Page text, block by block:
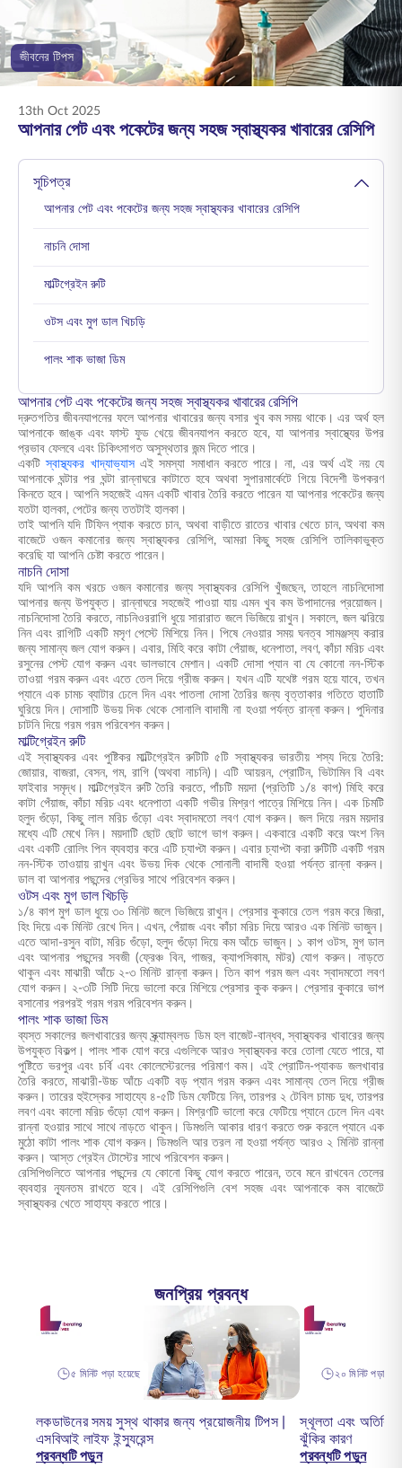
ENGLISH
অনলাইনে কিনুন প্রিমিয়াম পরিশোধ করুন
জীবনের টিপস
13th Oct 2025
আপনার পেট এবং পকেটের জন্য সহজ স্বাস্থ্যকর খাবারের রেসিপি
সূচিপত্র
আপনার পেট এবং পকেটের জন্য সহজ স্বাস্থ্যকর খাবারের রেসিপি
নাচনি দোসা
মাল্টিগ্রেইন রুটি
ওটস এবং মুগ ডাল খিচড়ি
পালং শাক ভাজা ডিম
আপনার পেট এবং পকেটের জন্য সহজ স্বাস্থ্যকর খাবারের রেসিপি
দ্রুতগতির জীবনযাপনের ফলে আপনার খাবারের জন্য বসার খুব কম সময় থাকে। এর অর্থ হল
আপনাকে জাঙ্ক এবং ফাস্ট ফুড খেয়ে জীবনযাপন করতে হবে, যা আপনার স্বাস্থ্যের উপর
প্রভাব ফেলবে এবং চিকিৎসাগত অসুস্থতার জন্ম দিতে পারে।
একটিস্বাস্থ্যকর খাদ্যাভ্যাসএই সমস্যা সমাধান করতে পারে। না, এর অর্থ এই নয় যে
আপনাকে ঘন্টার পর ঘন্টা রান্নাঘরে কাটাতে হবে অথবা সুপারমার্কেটে গিয়ে বিদেশী উপকরণ
কিনতে হবে। আপনি সহজেই এমন একটি খাবার তৈরি করতে পারেন যা আপনার পকেটের জন্য
যতটা হালকা, পেটের জন্য ততটাই হালকা।
তাই আপনি যদি টিফিন প্যাক করতে চান, অথবা বাড়ীতে রাতের খাবার খেতে চান, অথবা কম
বাজেটে ওজন কমানোর জন্য স্বাস্থ্যকর রেসিপি, আমরা কিছু সহজ রেসিপি তালিকাভুক্ত
করেছি যা আপনি চেষ্টা করতে পারেন।
নাচনি দোসা
যদি আপনি কম খরচে ওজন কমানোর জন্য স্বাস্থ্যকর রেসিপি খুঁজছেন, তাহলে নাচনিদোসা
আপনার জন্য উপযুক্ত। রান্নাঘরে সহজেই পাওয়া যায় এমন খুব কম উপাদানের প্রয়োজন।
নাচনিদোসা তৈরি করতে, নাচনিওররাগি ধুয়ে সারারাত জলে ভিজিয়ে রাখুন। সকালে, জল ঝরিয়ে
নিন এবং রাগিটি একটি মসৃণ পেস্টে মিশিয়ে নিন। পিষে নেওয়ার সময় ঘনত্ব সামঞ্জস্য করার
জন্য সামান্য জল যোগ করুন। এবার, মিহি করে কাটা পেঁয়াজ, ধনেপাতা, লবণ, কাঁচা মরিচ এবং
রসুনের পেস্ট যোগ করুন এবং ভালভাবে মেশান। একটি দোসা প্যান বা যে কোনো নন-স্টিক
তাওয়া গরম করুন এবং এতে তেল দিয়ে গ্রীজ করুন। যখন এটি যথেষ্ট গরম হয়ে যাবে, তখন
প্যানে এক চামচ ব্যাটার ঢেলে দিন এবং পাতলা দোসা তৈরির জন্য বৃত্তাকার গতিতে হাতাটি
ঘুরিয়ে দিন। দোসাটি উভয় দিক থেকে সোনালি বাদামী না হওয়া পর্যন্ত রান্না করুন। পুদিনার
চাটনি দিয়ে গরম গরম পরিবেশন করুন।
মাল্টিগ্রেইন রুটি
এই স্বাস্থ্যকর এবং পুষ্টিকর মাল্টিগ্রেইন রুটিটি ৫টি স্বাস্থ্যকর ভারতীয় শস্য দিয়ে তৈরি:
জোয়ার, বাজরা, বেসন, গম, রাগি (অথবা নাচনি)। এটি আয়রন, প্রোটিন, ভিটামিন বি এবং
ফাইবার সমৃদ্ধ। মাল্টিগ্রেইন রুটি তৈরি করতে, পাঁচটি ময়দা (প্রতিটি ১/৪ কাপ) মিহি করে
কাটা পেঁয়াজ, কাঁচা মরিচ এবং ধনেপাতা একটি গভীর মিশ্রণ পাত্রে মিশিয়ে নিন। এক চিমটি
হলুদ গুঁড়ো, কিছু লাল মরিচ গুঁড়ো এবং স্বাদমতো লবণ যোগ করুন। জল দিয়ে নরম ময়দার
মধ্যে এটি মেখে নিন। ময়দাটি ছোট ছোট ভাগে ভাগ করুন। একবারে একটি করে অংশ নিন
এবং একটি রোলিং পিন ব্যবহার করে এটি চ্যাপ্টা করুন। এবার চ্যাপ্টা করা রুটিটি একটি গরম
নন-স্টিক তাওয়ায় রাখুন এবং উভয় দিক থেকে সোনালী বাদামী হওয়া পর্যন্ত রান্না করুন।
ডাল বা আপনার পছন্দের গ্রেভির সাথে পরিবেশন করুন।
ওটস এবং মুগ ডাল খিচড়ি
১/৪ কাপ মুগ ডাল ধুয়ে ৩০ মিনিট জলে ভিজিয়ে রাখুন। প্রেসার কুকারে তেল গরম করে জিরা,
হিং দিয়ে এক মিনিট রেখে দিন। এখন, পেঁয়াজ এবং কাঁচা মরিচ দিয়ে আরও এক মিনিট ভাজুন।
এতে আদা-রসুন বাটা, মরিচ গুঁড়ো, হলুদ গুঁড়ো দিয়ে কম আঁচে ভাজুন। ১ কাপ ওটস, মুগ ডাল
এবং আপনার পছন্দের সবজী (ফ্রেঞ্চ বিন, গাজর, ক্যাপসিকাম, মটর) যোগ করুন। নাড়তে
থাকুন এবং মাঝারী আঁচে ২-৩ মিনিট রান্না করুন। তিন কাপ গরম জল এবং স্বাদমতো লবণ
যোগ করুন। ২-৩টি সিটি দিয়ে ভালো করে মিশিয়ে প্রেসার কুক করুন। প্রেসার কুকারে ভাপ
বসানোর পরপরই গরম গরম পরিবেশন করুন।
পালং শাক ভাজা ডিম
ব্যস্ত সকালের জলখাবারের জন্য স্ক্র্যাম্বলড ডিম হল বাজেট-বান্ধব, স্বাস্থ্যকর খাবারের জন্য
উপযুক্ত বিকল্প। পালং শাক যোগ করে এগুলিকে আরও স্বাস্থ্যকর করে তোলা যেতে পারে, যা
পুষ্টিতে ভরপুর এবং চর্বি এবং কোলেস্টেরলের পরিমাণ কম। এই প্রোটিন-প্যাকড জলখাবার
তৈরি করতে, মাঝারী-উচ্চ আঁচে একটি বড় প্যান গরম করুন এবং সামান্য তেল দিয়ে গ্রীজ
করুন। তারের হুইস্কের সাহায্যে ৪-৫টি ডিম ফেটিয়ে নিন, তারপর ২ টেবিল চামচ দুধ, তারপর
লবণ এবং কালো মরিচ গুঁড়ো যোগ করুন। মিশ্রণটি ভালো করে ফেটিয়ে প্যানে ঢেলে দিন এবং
রান্না হওয়ার সাথে সাথে নাড়তে থাকুন। ডিমগুলি আকার ধারণ করতে শুরু করলে প্যানে এক
মুঠো কাটা পালং শাক যোগ করুন। ডিমগুলি আর তরল না হওয়া পর্যন্ত আরও ২ মিনিট রান্না
করুন। আস্ত গ্রেইন টোস্টের সাথে পরিবেশন করুন।
রেসিপিগুলিতে আপনার পছন্দের যে কোনো কিছু যোগ করতে পারেন, তবে মনে রাখবেন তেলের
ব্যবহার ন্যূনতম রাখতে হবে। এই রেসিপিগুলি বেশ সহজ এবং আপনাকে কম বাজেটে
স্বাস্থ্যকর খেতে সাহায্য করতে পারে।
জনপ্রিয় প্রবন্ধ
৫ মিনিট পড়া হয়েছে
লকডাউনের সময় সুস্থ থাকার জন্য প্রয়োজনীয় টিপস |
এসবিআই লাইফ ইন্স্যুরেন্স
প্রবন্ধটি পড়ুন
২০ মিনিট পড়া
স্থূলতা এবং
ঝুঁকির কারণ
প্রবন্ধটি পড়ুন